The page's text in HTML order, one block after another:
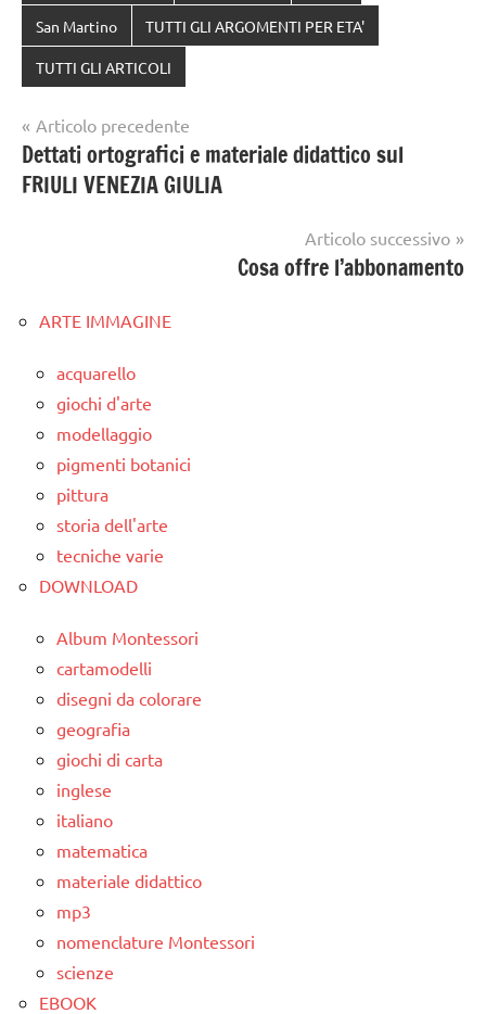
San Martino TUTTI GLI ARGOMENTI PER ETA'
TUTTI GLI ARTICOLI
Navigazione
articoli
Articolo precedente
Dettati ortografici e materiale didattico sul
FRIULI VENEZIA GIULIA
Articolo successivo
Cosa offre l’abbonamento
ARTE IMMAGINE
acquarello
giochi d'arte
modellaggio
pigmenti botanici
pittura
storia dell'arte
tecniche varie
DOWNLOAD
Album Montessori
cartamodelli
disegni da colorare
geografia
giochi di carta
inglese
italiano
matematica
materiale didattico
mp3
nomenclature Montessori
scienze
EBOOK